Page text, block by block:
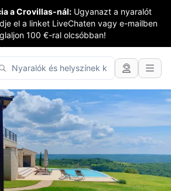
a Crovillas-nál: Ugyanazt a nyaralót
el a linket LiveChaten vagy e-mailben
100 €-ral olcsóbban!